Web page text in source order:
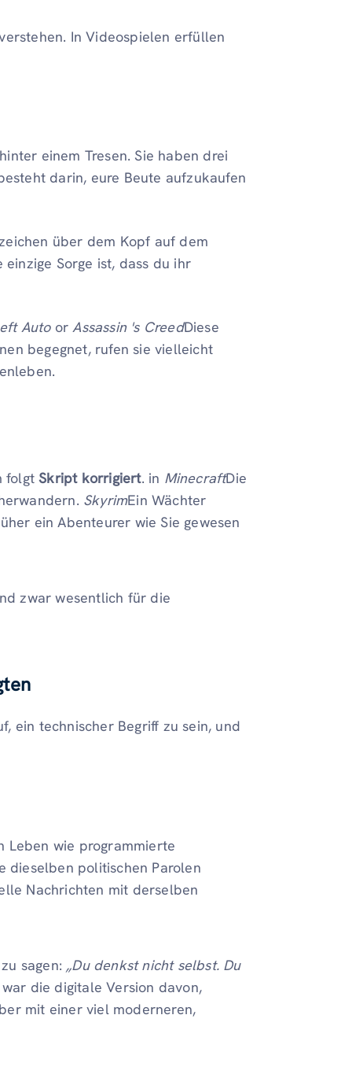
In Videospielen erfüllen
einem Tresen. Sie haben drei
darin, eure Beute aufzukaufen
über dem Kopf auf dem
Sorge ist, dass du ihr
AutoorAssassin 's CreedDiese
begegnet, rufen sie vielleicht
folgtSkript korrigiert. in MinecraftDie
SkyrimEin Wächter
ein Abenteurer wie Sie gewesen
zwar wesentlich für die
ein technischer Begriff zu sein, und
Leben wie programmierte
dieselben politischen Parolen
Nachrichten mit derselben
sagen: „Du denkst nicht selbst. Du
die digitale Version davon,
mit einer viel moderneren,